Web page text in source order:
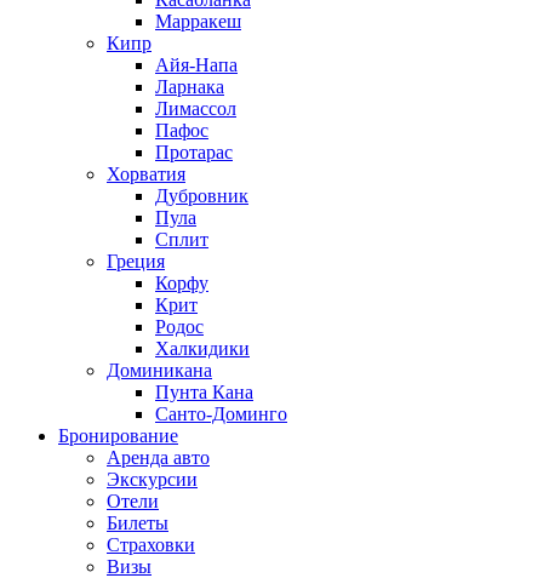
Марракеш
Кипр
Айя-Напа
Ларнака
Лимассол
Пафос
Протарас
Хорватия
Дубровник
Пула
Сплит
Греция
Корфу
Крит
Родос
Халкидики
Доминикана
Пунта Кана
Санто-Доминго
Бронирование
Аренда авто
Экскурсии
Отели
Билеты
Страховки
Визы